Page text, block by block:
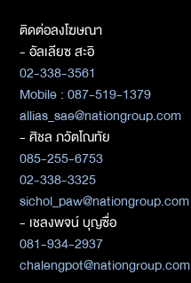
ติดต่อลงโฆษณา
- อัลเลียซ สะอิ
02-338-3561
Mobile : 087-519-1379
allias_sae@nationgroup.com
- ศิชล ภวัตโณทัย
085-255-6753
02-338-3325
sichol_paw@nationgroup.com
- เชลงพจน์ บุญซื่อ
081-934-2937
chalengpot@nationgroup.com